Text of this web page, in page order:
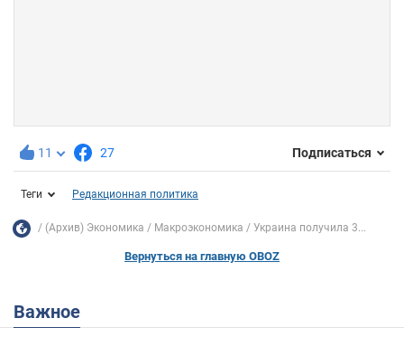
11 27 Подписаться
Теги Редакционная политика
(Архив) Экономика Mакроэкономика Украина получила 3...
Вернуться на главную OBOZ
Важное